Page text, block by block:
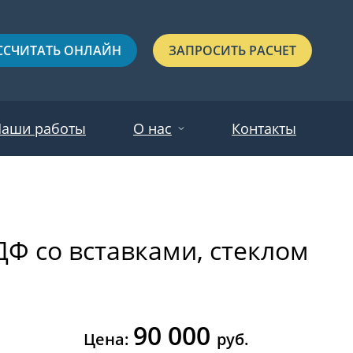
ОНЛАЙН ЗАПРОСИТЬ РАСЧЕТ
С выдавленным рисунком
работы О нас Контакты
со вставками, стеклом
Цена: 90 000 руб.